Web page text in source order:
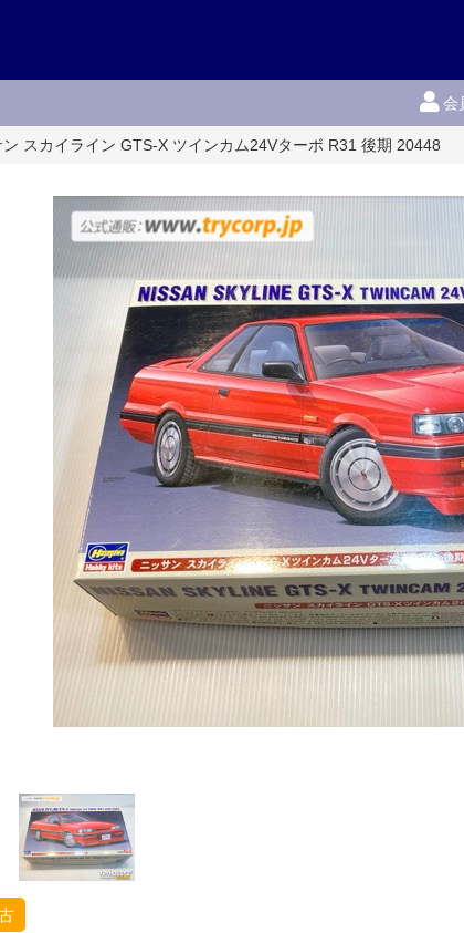
会
スカイライン GTS-X ツインカム24Vターボ R31 後期 20448